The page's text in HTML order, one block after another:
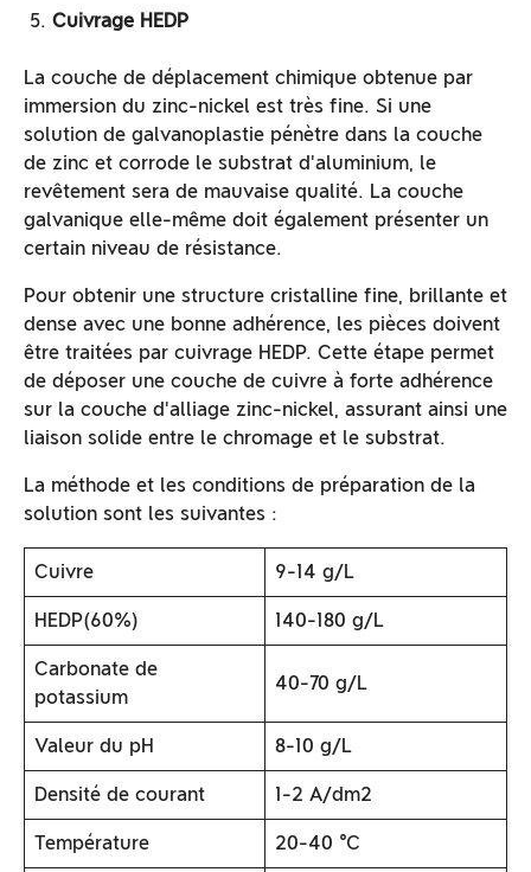
Cuivrage HEDP
La couche de déplacement chimique obtenue par
immersion du zinc-nickel est très fine. Si une
solution de galvanoplastie pénètre dans la couche
de zinc et corrode le substrat d'aluminium, le
revêtement sera de mauvaise qualité. La couche
galvanique elle-même doit également présenter un
certain niveau de résistance.
Pour obtenir une structure cristalline fine, brillante et
dense avec une bonne adhérence, les pièces doivent
être traitées par cuivrage HEDP. Cette étape permet
de déposer une couche de cuivre à forte adhérence
sur la couche d'alliage zinc-nickel, assurant ainsi une
liaison solide entre le chromage et le substrat.
La méthode et les conditions de préparation de la
solution sont les suivantes :
Cuivre 9-14 g/L
HEDP(60%) 140-180 g/L
Carbonate de
potassium
40-70 g/L
Valeur du pH 8-10 g/L
Densité de courant 1-2 A/dm2
Température 20-40 ℃